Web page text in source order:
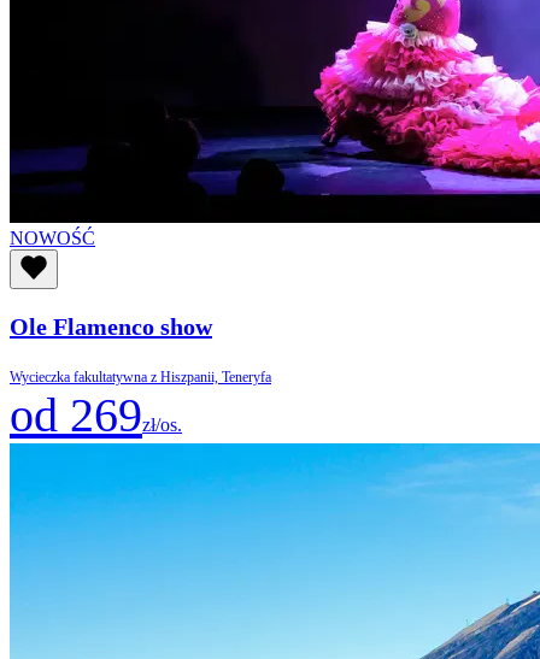
NOWOŚĆ
Ole Flamenco show
Wycieczka fakultatywna z Hiszpanii, Teneryfa
od 269zł/os.